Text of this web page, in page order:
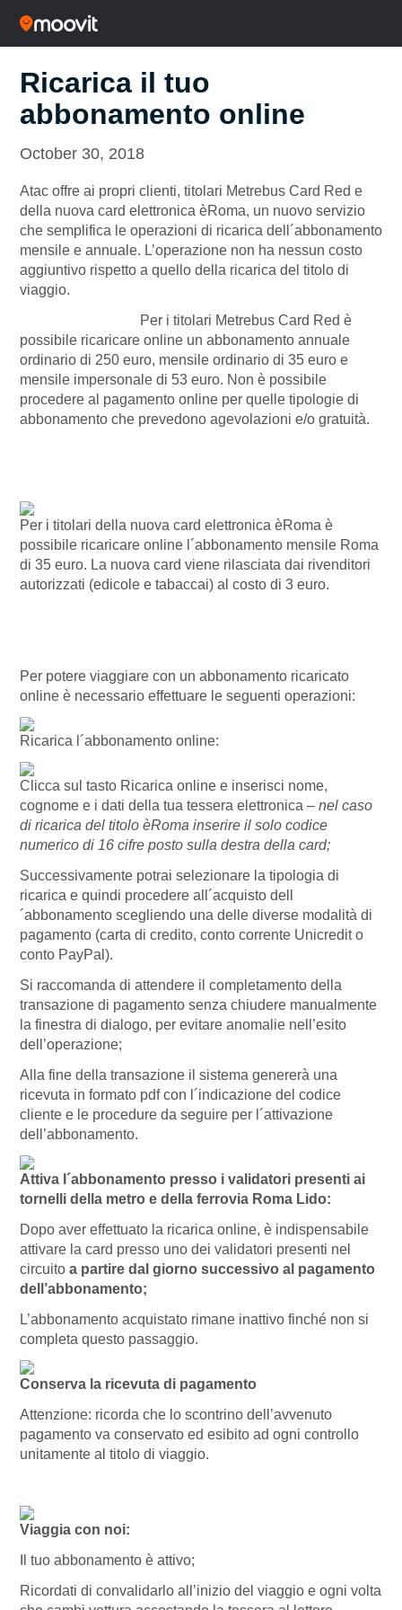
Ricarica il tuo
abbonamento online
October 30, 2018
Atac offre ai propri clienti, titolari Metrebus Card Red e
della nuova card elettronica èRoma, un nuovo servizio
che semplifica le operazioni di ricarica dell´abbonamento
mensile e annuale. L’operazione non ha nessun costo
aggiuntivo rispetto a quello della ricarica del titolo di
viaggio.
Per i titolari Metrebus Card Red è
possibile ricaricare online un abbonamento annuale
ordinario di 250 euro, mensile ordinario di 35 euro e
mensile impersonale di 53 euro. Non è possibile
procedere al pagamento online per quelle tipologie di
abbonamento che prevedono agevolazioni e/o gratuità.
Per i titolari della nuova card elettronica èRoma è
possibile ricaricare online l´abbonamento mensile Roma
di 35 euro. La nuova card viene rilasciata dai rivenditori
autorizzati (edicole e tabaccai) al costo di 3 euro.
Per potere viaggiare con un abbonamento ricaricato
online è necessario effettuare le seguenti operazioni:
Ricarica l´abbonamento online:
Clicca sul tasto Ricarica online e inserisci nome,
cognome e i dati della tua tessera elettronica – nel caso
di ricarica del titolo èRoma inserire il solo codice
numerico di 16 cifre posto sulla destra della card;
Successivamente potrai selezionare la tipologia di
ricarica e quindi procedere all´acquisto dell
´abbonamento scegliendo una delle diverse modalità di
pagamento (carta di credito, conto corrente Unicredit o
conto PayPal).
Si raccomanda di attendere il completamento della
transazione di pagamento senza chiudere manualmente
la finestra di dialogo, per evitare anomalie nell’esito
dell’operazione;
Alla fine della transazione il sistema genererà una
ricevuta in formato pdf con l´indicazione del codice
cliente e le procedure da seguire per l´attivazione
dell’abbonamento.
Attiva l´abbonamento presso i validatori presenti ai
tornelli della metro e della ferrovia Roma Lido:
Dopo aver effettuato la ricarica online, è indispensabile
attivare la card presso uno dei validatori presenti nel
circuito a partire dal giorno successivo al pagamento
dell’abbonamento;
L’abbonamento acquistato rimane inattivo finché non si
completa questo passaggio.
Conserva la ricevuta di pagamento
Attenzione: ricorda che lo scontrino dell’avvenuto
pagamento va conservato ed esibito ad ogni controllo
unitamente al titolo di viaggio.
Viaggia con noi:
Il tuo abbonamento è attivo;
Ricordati di convalidarlo all’inizio del viaggio e ogni volta